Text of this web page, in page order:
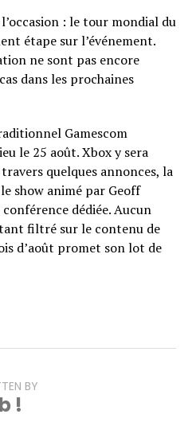
: le tour mondial du
étape sur l’événement.
ne sont pas encore
dans les prochaines
Gamescom
le 25 août. Xbox y sera
quelques annonces, la
show animé par Geoff
dédiée. Aucun
filtré sur le contenu de
d’août promet son lot de
BY
!